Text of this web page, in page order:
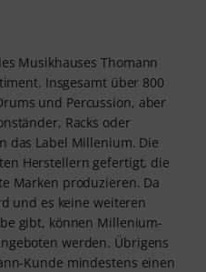
Musikhauses Thomann
Insgesamt über 800
und Percussion, aber
Racks oder
das Label Millenium. Die
Herstellern gefertigt, die
Marken produzieren. Da
und es keine weiteren
gibt, können Millenium-
werden. Übrigens
Kunde mindestens einen